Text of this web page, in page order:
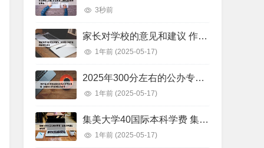
3秒前
家长对学校的意见和建议 作为家长对学校的意见和建议
1年前 (2025-05-17)
2025年300分左右的公办专科大学有哪些 全国300分左右的公办大专
1年前 (2025-05-17)
集美大学40国际本科学费 集美大学国际本科班
1年前 (2025-05-17)